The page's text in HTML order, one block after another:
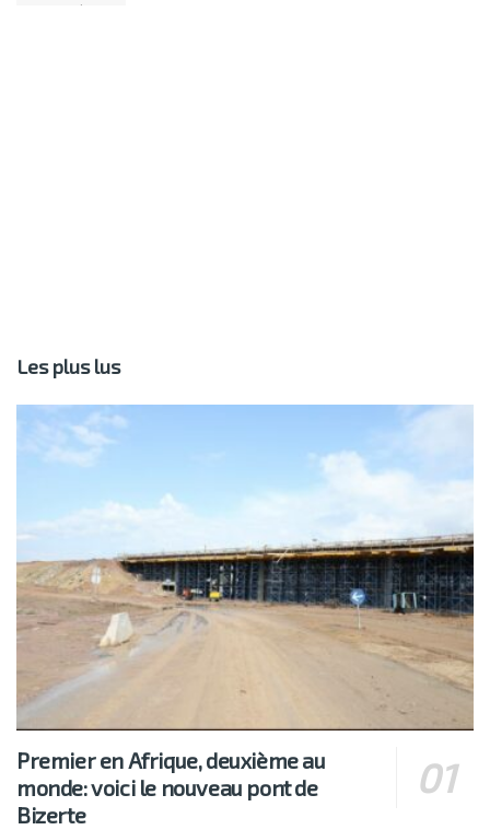
Les plus lus
Premier en Afrique, deuxième au
monde: voici le nouveau pont de
Bizerte